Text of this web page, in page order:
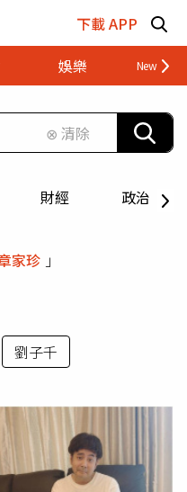
下載 APP
娛樂 財經
⊗ 清除
財經 政治
家珍 」
劉子千